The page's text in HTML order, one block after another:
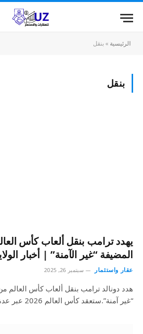
الرئيسية »بنقل
بنقل
يهدد ترامب بنقل ألعاب كأس
المضيفة “غير الآمنة” | أخبار
عقار واستثمار سبتمبر 26, 2025
هدد دونالد ترامب بنقل ألعاب كأس العالم
“غير آمنة”.ستعقد كأس العالم 2026 عبر عدة ولايات…